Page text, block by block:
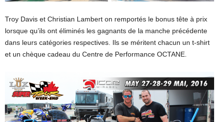
Troy Davis et Christian Lambert on remportés le bonus tête à prix
lorsque qu’ils ont éliminés les gagnants de la manche précédente
dans leurs catégories respectives. Ils se méritent chacun un t-shirt
et un chèque cadeau du Centre de Performance OCTANE.